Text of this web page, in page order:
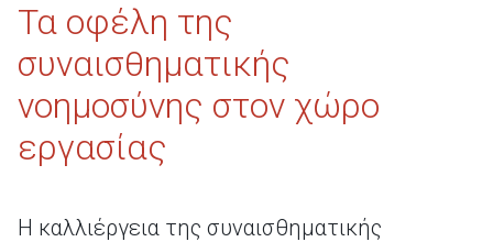
Τα οφέλη της
συναισθηματικής
νοημοσύνης στον χώρο
εργασίας
Η καλλιέργεια της συναισθηματικής